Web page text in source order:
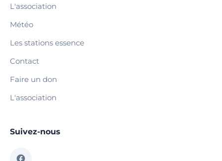
L'association
Météo
Les stations essence
Contact
Faire un don
L'association
Suivez-nous